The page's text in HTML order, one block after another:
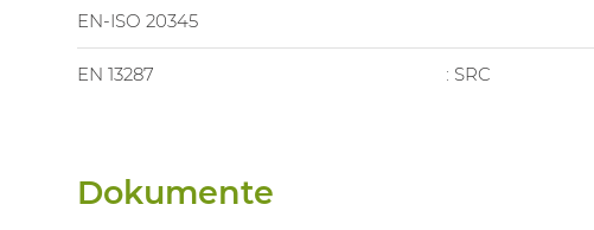
EN-ISO 20345
EN 13287 : SRC
Dokumente